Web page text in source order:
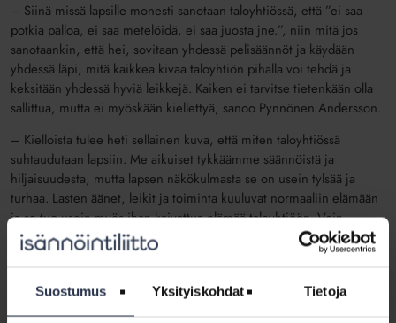
Suostumus Yksityiskohdat Tietoja
– Siinä missä lapsille monesti sanotaan taloyhtiössä, että ”ei saa
potkia palloa, ei saa metelöidä, ei saa juosta jne.”, niin mitä jos
sanotaankin, että hei, sovitaan yhdessä pelisäännöt ja käydään
yhdessä läpi, mitä kaikkea kivaa taloyhtiön pihalla voi tehdä ja
keksitään yhdessä hyviä leikkejä. Kaiken ei tarvitse tietenkään olla
sallittua, mutta ei myöskään kiellettyä, sanoo Pynnönen Andersson.
– Kielloista tulee heti sellainen kuva, että miten taloyhtiössä
suhtaudutaan lapsiin. Me aikuiset tykkäämme säännöistä ja
hiljaisuudesta, mutta lapsen näkökulmasta se on usein tylsää ja
turhaa. Lasten äänet, leikit ja toiminta kuuluvat normaaliin elämään
ja se tuo usein myös ihan kaivattua elämää taloyhtiöön. Voin
rehellisesti sanoa, että jos kesällä ikkunani olisi auki ja kuulisin
sieltä lasten leikkimistä ja naurua, niin toisi se itsellekin hyvää